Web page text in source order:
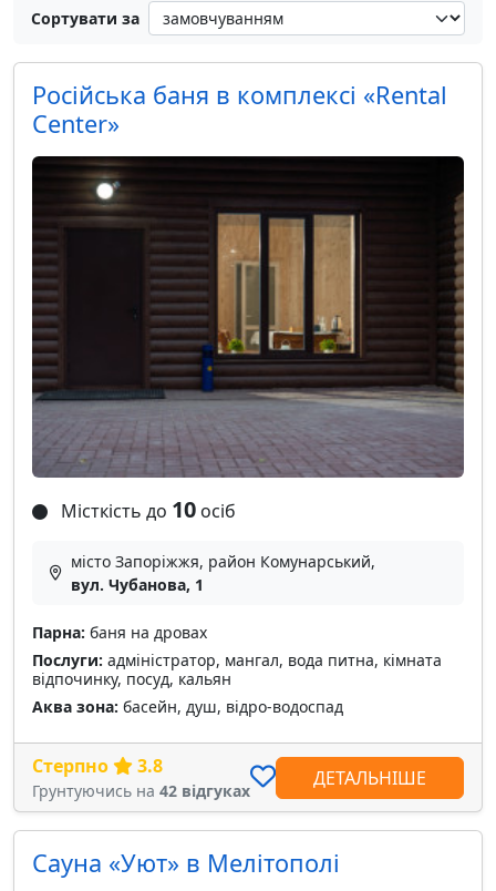
Сортувати за
Російська баня в комплексі «Rental
Center»
Місткість до 10 осіб
місто Запоріжжя, район Комунарський,
вул. Чубанова, 1
Парна: баня на дровах
Послуги: адміністратор, мангал, вода питна, кімната
відпочинку, посуд, кальян
Аква зона: басейн, душ, відро-водоспад
Стерпно 3.8
Грунтуючись на 42 відгуках
ДЕТАЛЬНІШЕ
Сауна «Уют» в Мелітополі